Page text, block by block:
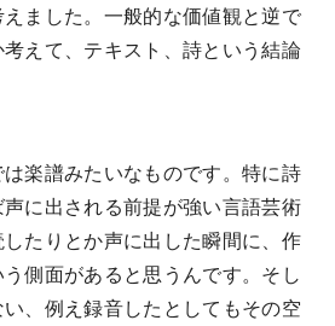
ました。一般的な価値観と逆で
えて、テキスト、詩という結論
楽譜みたいなものです。特に詩
に出される前提が強い言語芸術
たりとか声に出した瞬間に、作
側面があると思うんです。そし
、例え録音したとしてもその空